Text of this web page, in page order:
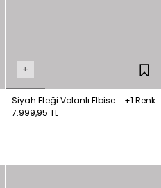
+
Siyah Eteği Volanlı Elbise
+1 Renk
7.999,95 TL